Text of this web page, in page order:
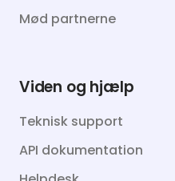
Mød partnerne
Viden og hjælp
Teknisk support
API dokumentation